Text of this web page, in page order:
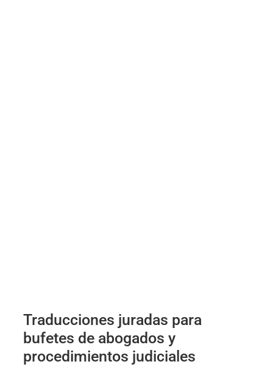
Traducciones juradas para
bufetes de abogados y
procedimientos judiciales